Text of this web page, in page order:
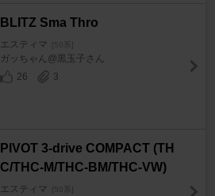
BLITZ Sma Thro
エスティマ [50系]
ガッちゃん@黒玉子さん
26
3
PIVOT 3-drive COMPACT (TH
C/THC-M/THC-BM/THC-VW)
エスティマ [50系]